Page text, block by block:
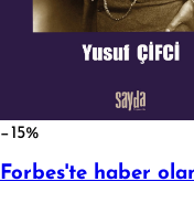
−15%
Forbes'te haber